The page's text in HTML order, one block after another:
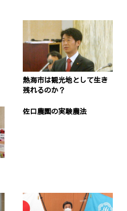
熱海市は観光地として生き
残れるのか？
佐口農園の実験農法